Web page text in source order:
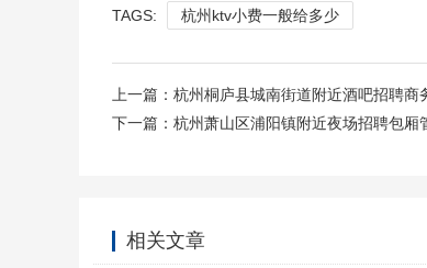
TAGS: 杭州ktv小费一般给多少
上一篇： 杭州桐庐县城南街道附近酒吧招聘商
下一篇： 杭州萧山区浦阳镇附近夜场招聘包厢
相关文章